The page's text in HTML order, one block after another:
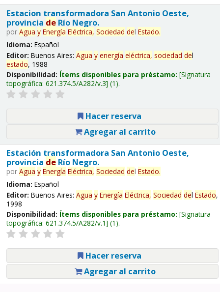
Estacion transformadora San Antonio Oeste,
provincia deRío Negro.
por Agua y Energía Eléctrica, Sociedad del Estado.
Idioma: Español
Editor: Buenos Aires: Agua y energía eléctrica, sociedad del
estado, 1988
Disponibilidad: Ítems disponibles para préstamo: Signatura
topográfica: 621.374.5/A282/v.3 (1).
Hacer reserva
Agregar al carrito
Estación transformadora San Antonio Oeste,
provincia deRío Negro.
por Agua y Energía Eléctrica, Sociedad del Estado.
Idioma: Español
Editor: Buenos Aires: Agua y Energía Eléctrica, Sociedad del Estado,
1998
Disponibilidad: Ítems disponibles para préstamo: Signatura
topográfica: 621.374.5/A282/v.1 (1).
Hacer reserva
Agregar al carrito